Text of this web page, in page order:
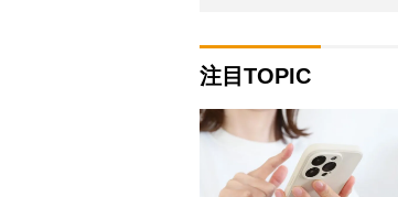
注目TOPIC